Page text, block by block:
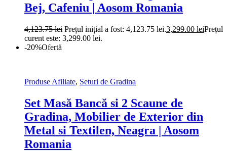
Bej, Cafeniu | Aosom Romania
4,123.75lei Prețul inițial a fost: 4,123.75 lei.3,299.00 leiPrețul
curent este: 3,299.00 lei.
-20%Ofertă
Produse Afiliate, Seturi de Gradina
Set Masă Bancă si 2 Scaune de
Gradina, Mobilier de Exterior din
Metal si Textilen, Neagra | Aosom
Romania